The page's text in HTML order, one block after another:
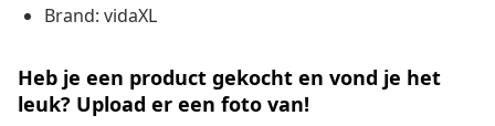
Brand: vidaXL
Heb je een product gekocht en vond je het
leuk? Upload er een foto van!